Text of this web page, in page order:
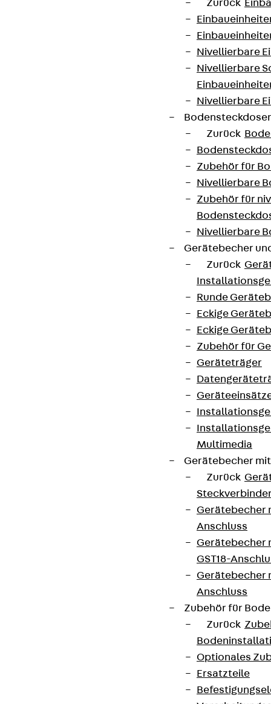
Zurück
Nivellierbare
Nivellierbare
Nivellierbare
Zurück
Zubehör für
Nivellierbare
Zubehör für
Nivellierbare
Gerätebecher
Zurück
Runde
Eckige
Eckige
Zubehör für
Geräteträger
Multimedia
Gerätebecher
Zurück
Gerätebecher
Anschluss
Gerätebecher
GST18-
Gerätebecher
Anschluss
Zubehör für
Zurück
Optionales
Ersatzteile